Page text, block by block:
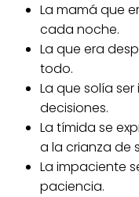
La mamá que
cada noche.
La que era
todo.
La que solía
decisiones.
La tímida se
a la crianza de
La impaciente
paciencia.